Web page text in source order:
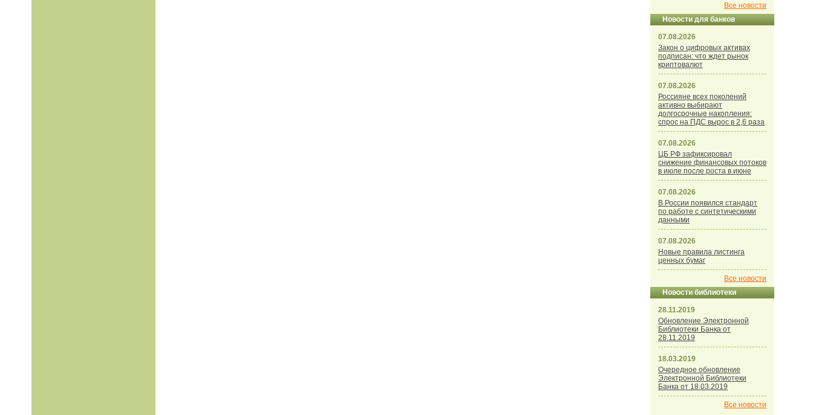
Все новости
Новости для банков
07.08.2026
Закон о цифровых активах
подписан: что ждет рынок
криптовалют
07.08.2026
Россияне всех поколений
активно выбирают
долгосрочные накопления:
спрос на ПДС вырос в 2,6 раза
07.08.2026
ЦБ РФ зафиксировал
снижение финансовых потоков
в июле после роста в июне
07.08.2026
В России появился стандарт
по работе с синтетическими
данными
07.08.2026
Новые правила листинга
ценных бумаг
Все новости
Новости библиотеки
28.11.2019
Обновление Электронной
Библиотеки Банка от
28.11.2019
18.03.2019
Очередное обновление
Электронной Библиотеки
Банка от 18.03.2019
Все новости